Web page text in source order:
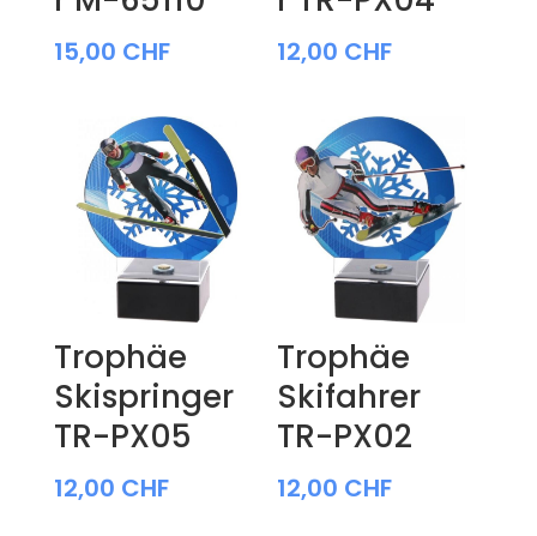
15,00 CHF 12,00 CHF
Trophäe
Skispringer
TR-PX05
12,00 CHF
Trophäe
Skifahrer
TR-PX02
12,00 CHF